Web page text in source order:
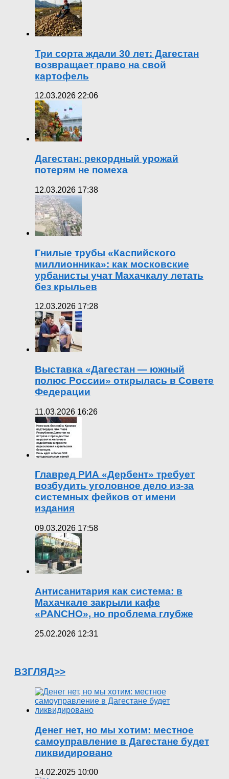
Три сорта ждали 30 лет: Дагестан
возвращает право на свой
картофель
12.03.2026 22:06
Дагестан: рекордный урожай
потерям не помеха
12.03.2026 17:38
Гнилые трубы «Каспийского
миллионника»: как московские
урбанисты учат Махачкалу летать
без крыльев
12.03.2026 17:28
Выставка «Дагестан — южный
полюс России» открылась в Совете
Федерации
11.03.2026 16:26
Главред РИА «Дербент» требует
возбудить уголовное дело из-за
системных фейков от имени
издания
09.03.2026 17:58
Антисанитария как система: в
Махачкале закрыли кафе
«PANCHO», но проблема глубже
25.02.2026 12:31
ВЗГЛЯД>>
Денег нет, но мы хотим: местное
самоуправление в Дагестане будет
ликвидировано
14.02.2025 10:00